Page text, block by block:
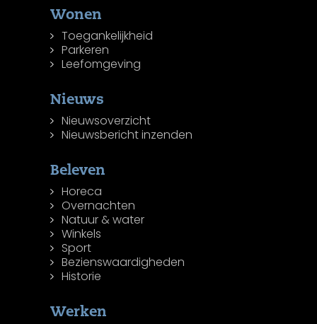
Wonen
Toegankelijkheid
Parkeren
Leefomgeving
Nieuws
Nieuwsoverzicht
Nieuwsbericht inzenden
Beleven
Horeca
Overnachten
Natuur & water
Winkels
Sport
Bezienswaardigheden
Historie
Werken